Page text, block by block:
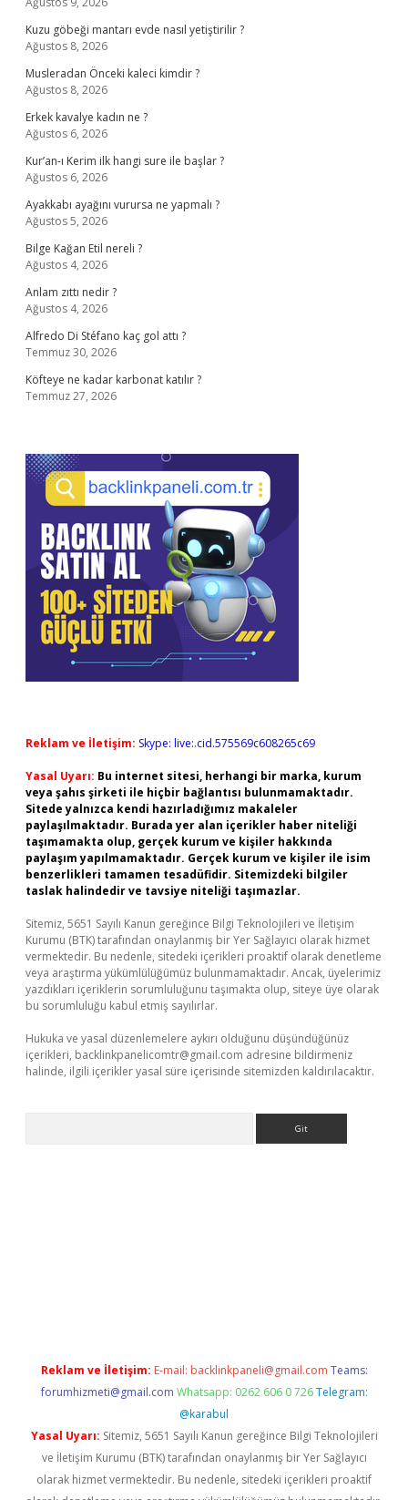
Kuzu göbeği mantarı evde nasıl yetiştirilir ?
Ağustos 8, 2026
Musleradan Önceki kaleci kimdir ?
Ağustos 8, 2026
Erkek kavalye kadın ne ?
Ağustos 6, 2026
Kur’an-ı Kerim ilk hangi sure ile başlar ?
Ağustos 6, 2026
Ayakkabı ayağını vurursa ne yapmalı ?
Ağustos 5, 2026
Bilge Kağan Etil nereli ?
Ağustos 4, 2026
Anlam zıttı nedir ?
Ağustos 4, 2026
Alfredo Di Stéfano kaç gol attı ?
Temmuz 30, 2026
Köfteye ne kadar karbonat katılır ?
Temmuz 27, 2026
Reklam ve İletişim: Skype: live:.cid.575569c608265c69
Yasal Uyarı: Bu internet sitesi, herhangi bir marka, kurum
veya şahıs şirketi ile hiçbir bağlantısı bulunmamaktadır.
Sitede yalnızca kendi hazırladığımız makaleler
paylaşılmaktadır. Burada yer alan içerikler haber niteliği
taşımamakta olup, gerçek kurum ve kişiler hakkında
paylaşım yapılmamaktadır. Gerçek kurum ve kişiler ile isim
benzerlikleri tamamen tesadüfidir. Sitemizdeki bilgiler
taslak halindedir ve tavsiye niteliği taşımazlar.
Sitemiz, 5651 Sayılı Kanun gereğince Bilgi Teknolojileri ve İletişim
Kurumu (BTK) tarafından onaylanmış bir Yer Sağlayıcı olarak hizmet
vermektedir. Bu nedenle, sitedeki içerikleri proaktif olarak denetleme
veya araştırma yükümlülüğümüz bulunmamaktadır. Ancak, üyelerimiz
yazdıkları içeriklerin sorumluluğunu taşımakta olup, siteye üye olarak
bu sorumluluğu kabul etmiş sayılırlar.
Hukuka ve yasal düzenlemelere aykırı olduğunu düşündüğünüz
içerikleri, backlinkpanelicomtr@gmail.com adresine bildirmeniz
halinde, ilgili içerikler yasal süre içerisinde sitemizden kaldırılacaktır.
Reklam ve İletişim: E-mail: backlinkpaneli@gmail.com Teams:
forumhizmeti@gmail.com Whatsapp: 0262 606 0 726 Telegram:
@karabul
Yasal Uyarı: Sitemiz, 5651 Sayılı Kanun gereğince Bilgi Teknolojileri
ve İletişim Kurumu (BTK) tarafından onaylanmış bir Yer Sağlayıcı
olarak hizmet vermektedir. Bu nedenle, sitedeki içerikleri proaktif